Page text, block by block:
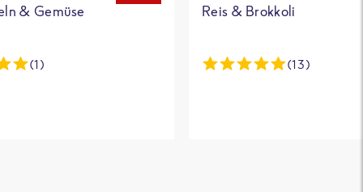
& Gemüse
(1)
Reis & Brokkoli
(13)